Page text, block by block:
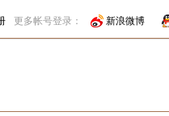
更多帐号登录： 新浪微博